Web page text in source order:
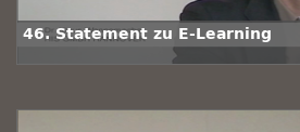
46. Statement zu E-Learning